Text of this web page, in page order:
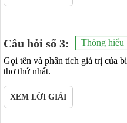
Câu hỏi số 3:
Thông hiểu
Gọi tên và phân tích giá trị của
thơ thứ nhất.
XEM LỜI GIẢI